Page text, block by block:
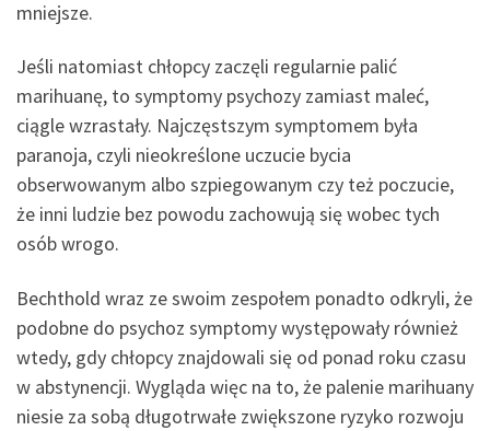
mniejsze.
Jeśli natomiast chłopcy zaczęli regularnie palić
marihuanę, to symptomy psychozy zamiast maleć,
ciągle wzrastały. Najczęstszym symptomem była
paranoja, czyli nieokreślone uczucie bycia
obserwowanym albo szpiegowanym czy też poczucie,
że inni ludzie bez powodu zachowują się wobec tych
osób wrogo.
Bechthold wraz ze swoim zespołem ponadto odkryli, że
podobne do psychoz symptomy występowały również
wtedy, gdy chłopcy znajdowali się od ponad roku czasu
w abstynencji. Wygląda więc na to, że palenie marihuany
niesie za sobą długotrwałe zwiększone ryzyko rozwoju